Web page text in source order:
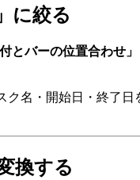
に絞る
付とバーの位置合わせ」
ク名・開始日・終
換する